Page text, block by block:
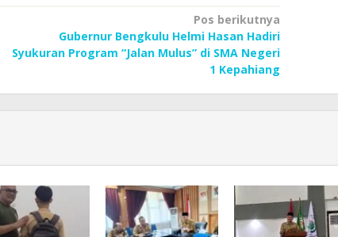
Pos berikutnya
Gubernur Bengkulu Helmi Hasan Hadiri
Syukuran Program “Jalan Mulus” di SMA Negeri
1 Kepahiang